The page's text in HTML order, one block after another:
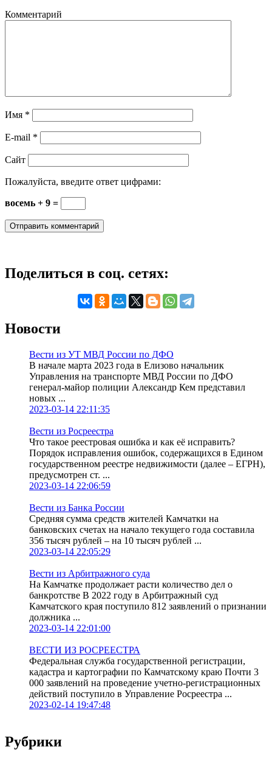
Комментарий
Имя *
E-mail *
Сайт
Пожалуйста, введите ответ цифрами:
восемь + 9 =
Поделиться в соц. сетях:
Новости
Вести из УТ МВД России по ДФО
В начале марта 2023 года в Елизово начальник
Управления на транспорте МВД России по ДФО
генерал-майор полиции Александр Кем представил
новых ...
2023-03-14 22:11:35
Вести из Росреестра
Что такое реестровая ошибка и как её исправить?
Порядок исправления ошибок, содержащихся в Едином
государственном реестре недвижимости (далее – ЕГРН),
предусмотрен ст. ...
2023-03-14 22:06:59
Вести из Банка России
Средняя сумма средств жителей Камчатки на
банковских счетах на начало текущего года составила
356 тысяч рублей – на 10 тысяч рублей ...
2023-03-14 22:05:29
Вести из Арбитражного суда
На Камчатке продолжает расти количество дел о
банкротстве В 2022 году в Арбитражный суд
Камчатского края поступило 812 заявлений о признании
должника ...
2023-03-14 22:01:00
ВЕСТИ ИЗ РОСРЕЕСТРА
Федеральная служба государственной регистрации,
кадастра и картографии по Камчатскому краю Почти 3
000 заявлений на проведение учетно-регистрационных
действий поступило в Управление Росреестра ...
2023-02-14 19:47:48
Рубрики